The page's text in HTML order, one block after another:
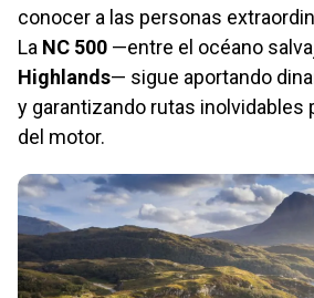
conocer a las personas
La NC 500 —entre el océano
Highlands— sigue aportando
y garantizando rutas inolvidables
del motor.